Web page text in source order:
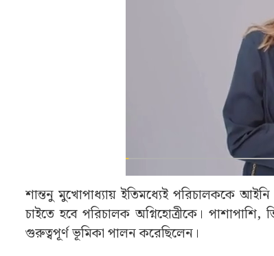
শান্তনু মুখোপাধ্যায় ইতিমধ্যেই পরিচালককে
চাইতে হবে পরিচালক অগ্নিহোত্রীকে। পাশাপাশি,
গুরুত্বপূর্ণ ভূমিকা পালন করেছিলেন।